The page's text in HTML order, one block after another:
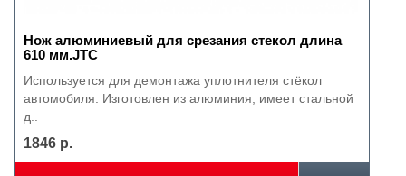
Нож алюминиевый для срезания стекол длина
610 мм.JTC
Используется для демонтажа уплотнителя стёкол
автомобиля. Изготовлен из алюминия, имеет стальной
д..
1846 р.